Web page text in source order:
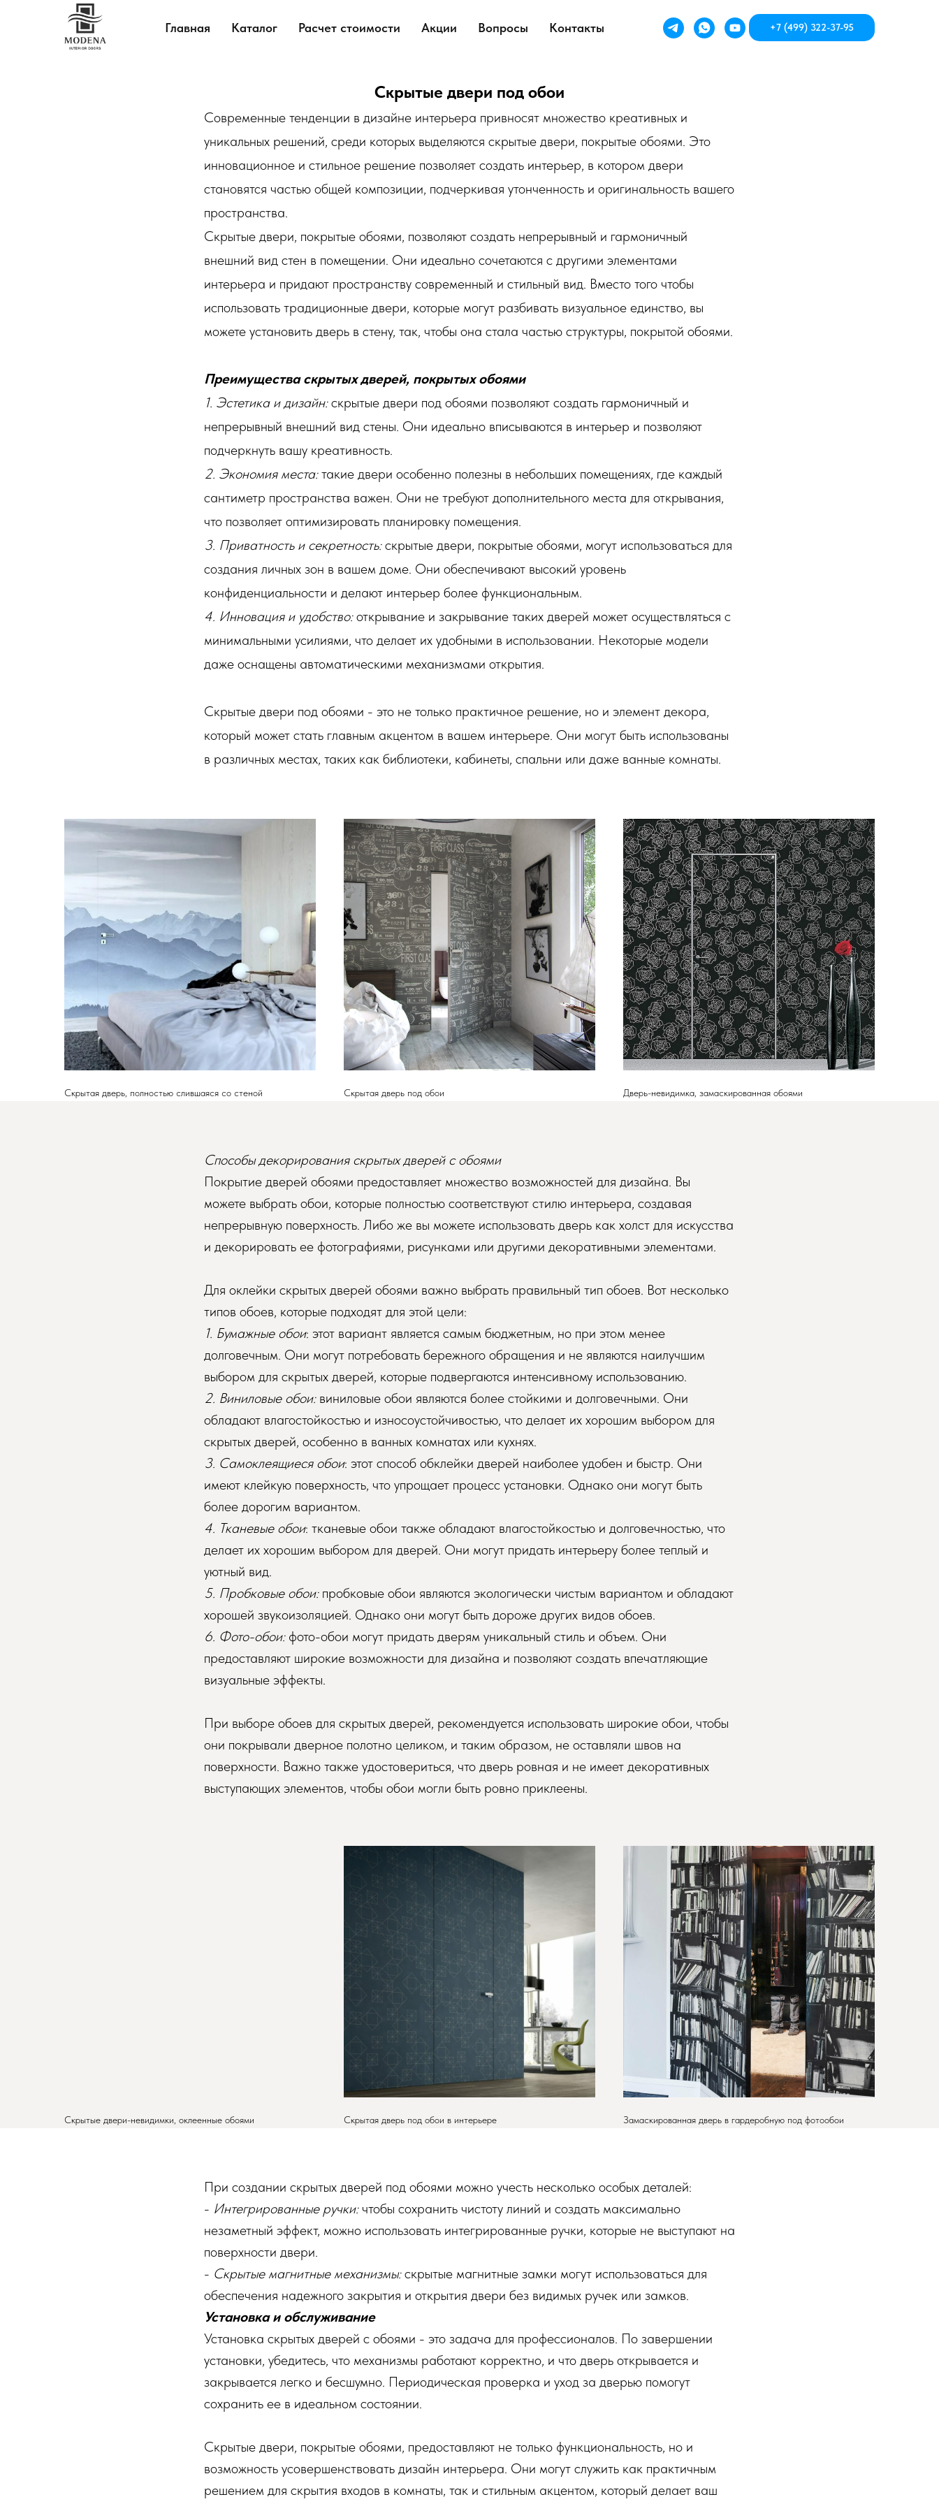
Главная Каталог Расчет стоимости Акции Вопросы Контакты +7 (499) 322-37-95
Скрытые двери под обои
Современные тенденции в дизайне интерьера привносят множество креативных и
уникальных решений, среди которых выделяются скрытые двери, покрытые обоями. Это
инновационное и стильное решение позволяет создать интерьер, в котором двери
становятся частью общей композиции, подчеркивая утонченность и оригинальность вашего
пространства.
Скрытые двери, покрытые обоями, позволяют создать непрерывный и гармоничный
внешний вид стен в помещении. Они идеально сочетаются с другими элементами
интерьера и придают пространству современный и стильный вид. Вместо того чтобы
использовать традиционные двери, которые могут разбивать визуальное единство, вы
можете установить дверь в стену, так, чтобы она стала частью структуры, покрытой обоями.
Преимущества скрытых дверей, покрытых обоями
1. Эстетика и дизайн:скрытые двери под обоями позволяют создать гармоничный и
непрерывный внешний вид стены. Они идеально вписываются в интерьер и позволяют
подчеркнуть вашу креативность.
2. Экономия места:такие двери особенно полезны в небольших помещениях, где каждый
сантиметр пространства важен. Они не требуют дополнительного места для открывания,
что позволяет оптимизировать планировку помещения.
3. Приватность и секретность:скрытые двери, покрытые обоями, могут использоваться для
создания личных зон в вашем доме. Они обеспечивают высокий уровень
конфиденциальности и делают интерьер более функциональным.
4. Инновация и удобство:открывание и закрывание таких дверей может осуществляться с
минимальными усилиями, что делает их удобными в использовании. Некоторые модели
даже оснащены автоматическими механизмами открытия.
Скрытые двери под обоями - это не только практичное решение, но и элемент декора,
который может стать главным акцентом в вашем интерьере. Они могут быть использованы
в различных местах, таких как библиотеки, кабинеты, спальни или даже ванные комнаты.
Скрытая дверь, полностью слившаяся со стеной Скрытая дверь под обои Дверь-невидимка, замаскированная обоями
Способы декорирования скрытых дверей с обоями
Покрытие дверей обоями предоставляет множество возможностей для дизайна. Вы
можете выбрать обои, которые полностью соответствуют стилю интерьера, создавая
непрерывную поверхность. Либо же вы можете использовать дверь как холст для искусства
и декорировать ее фотографиями, рисунками или другими декоративными элементами.
Для оклейки скрытых дверей обоями важно выбрать правильный тип обоев. Вот несколько
типов обоев, которые подходят для этой цели:
1. Бумажные обои: этот вариант является самым бюджетным, но при этом менее
долговечным. Они могут потребовать бережного обращения и не являются наилучшим
выбором для скрытых дверей, которые подвергаются интенсивному использованию.
2. Виниловые обои:виниловые обои являются более стойкими и долговечными. Они
обладают влагостойкостью и износоустойчивостью, что делает их хорошим выбором для
скрытых дверей, особенно в ванных комнатах или кухнях.
3. Самоклеящиеся обои: этот способ обклейки дверей наиболее удобен и быстр. Они
имеют клейкую поверхность, что упрощает процесс установки. Однако они могут быть
более дорогим вариантом.
4. Тканевые обои: тканевые обои также обладают влагостойкостью и долговечностью, что
делает их хорошим выбором для дверей. Они могут придать интерьеру более теплый и
уютный вид.
5. Пробковые обои:пробковые обои являются экологически чистым вариантом и обладают
хорошей звукоизоляцией. Однако они могут быть дороже других видов обоев.
6. Фото-обои:фото-обои могут придать дверям уникальный стиль и объем. Они
предоставляют широкие возможности для дизайна и позволяют создать впечатляющие
визуальные эффекты.
При выборе обоев для скрытых дверей, рекомендуется использовать широкие обои, чтобы
они покрывали дверное полотно целиком, и таким образом, не оставляли швов на
поверхности. Важно также удостовериться, что дверь ровная и не имеет декоративных
выступающих элементов, чтобы обои могли быть ровно приклеены.
Скрытые двери-невидимки, оклеенные обоями Скрытая дверь под обои в интерьере Замаскированная дверь в гардеробную под фотообои
При создании скрытых дверей под обоями можно учесть несколько особых деталей:
- Интегрированные ручки:чтобы сохранить чистоту линий и создать максимально
незаметный эффект, можно использовать интегрированные ручки, которые не выступают на
поверхности двери.
- Скрытые магнитные механизмы:скрытые магнитные замки могут использоваться для
обеспечения надежного закрытия и открытия двери без видимых ручек или замков.
Установка и обслуживание
Установка скрытых дверей с обоями - это задача для профессионалов. По завершении
установки, убедитесь, что механизмы работают корректно, и что дверь открывается и
закрывается легко и бесшумно. Периодическая проверка и уход за дверью помогут
сохранить ее в идеальном состоянии.
Скрытые двери, покрытые обоями, предоставляют не только функциональность, но и
возможность усовершенствовать дизайн интерьера. Они могут служить как практичным
решением для скрытия входов в комнаты, так и стильным акцентом, который делает ваш